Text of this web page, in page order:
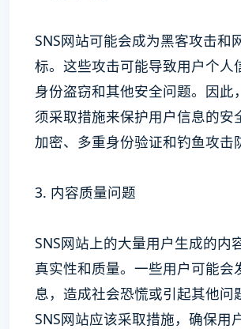
SNS网站可能会成为黑客攻击和
标。这些攻击可能导致用户个人
身份盗窃和其他安全问题。因此
须采取措施来保护用户信息的安
加密、多重身份验证和钓鱼攻击
3. 内容质量问题
SNS网站上的大量用户生成的内
真实性和质量。一些用户可能会
息，造成社会恐慌或引起其他问
SNS网站应该采取措施，确保用